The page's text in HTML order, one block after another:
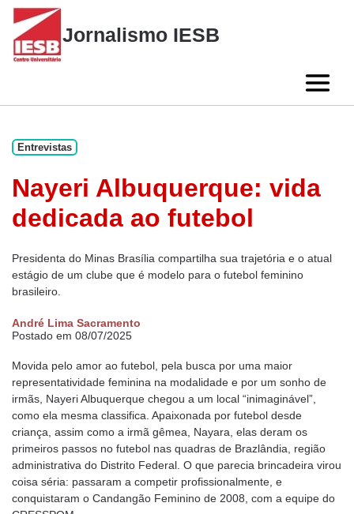
Skip
content
Jornalismo IESB
Entrevistas
Nayeri Albuquerque: vida
dedicada ao futebol
Presidenta do Minas Brasília compartilha sua trajetória e o atual
estágio de um clube que é modelo para o futebol feminino
brasileiro.
André Lima Sacramento
Postado em 08/07/2025
Movida pelo amor ao futebol, pela busca por uma maior
representatividade feminina na modalidade e por um sonho de
irmãs, Nayeri Albuquerque chegou a um local “inimaginável”,
como ela mesma classifica. Apaixonada por futebol desde
criança, assim como a irmã gêmea, Nayara, elas deram os
primeiros passos no futebol nas quadras de Brazlândia, região
administrativa do Distrito Federal. O que parecia brincadeira virou
coisa séria: passaram a competir profissionalmente, e
conquistaram o Candangão Feminino de 2008, com a equipe do